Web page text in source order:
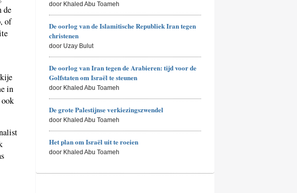
de
of
in
door Khaled Abu Toameh
De oorlog van de Islamitische Republiek Iran tegen
christenen
door Uzay Bulut
De oorlog van Iran tegen de Arabieren: tijd voor de
Golfstaten om Israël te steunen
door Khaled Abu Toameh
De grote Palestijnse verkiezingszwendel
door Khaled Abu Toameh
Het plan om Israël uit te roeien
door Khaled Abu Toameh